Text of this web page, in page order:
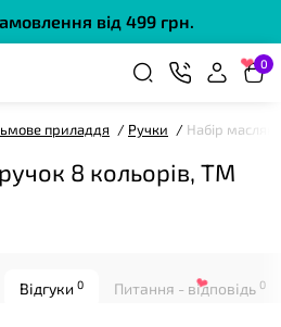
від 499 грн.
0
приладдя Ручки Набір
8 кольорів, ТМ
Відгуки 0 Питання - відповідь 0